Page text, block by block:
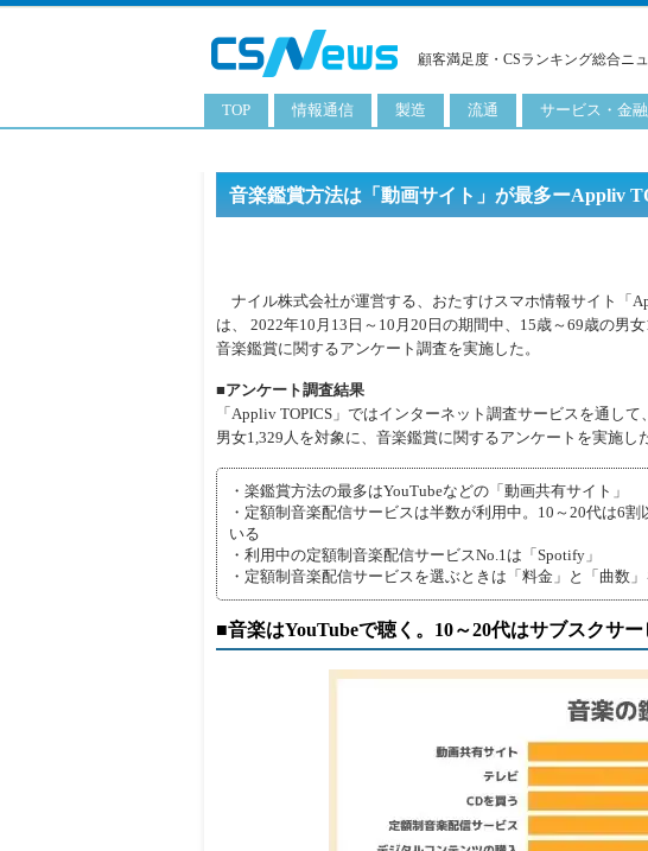
顧客満足度・CSランキング総合ニ
TOP 情報通信
タブレット
PC
ITソリューション
ネットワーク製品
アプリ
ITサービス
電子書籍
製造
化粧品
流通
卸
量販店
通販
サービス・金融
保険
不動産
音楽鑑賞方法は「動画サイト」が最多ーAppliv
ナイル株式会社が運営する、おたすけスマホ情報サイト「
は、 2022年10月13日～10月20日の期間中、15歳～69歳の男
音楽鑑賞に関するアンケート調査を実施した。
■アンケート調査結果
「Appliv TOPICS」ではインターネット調査サービスを通して
男女1,329人を対象に、音楽鑑賞に関するアンケートを実施し
・楽鑑賞方法の最多はYouTubeなどの「動画共有サイト」
・定額制音楽配信サービスは半数が利用中。10～20代は6割
いる
・利用中の定額制音楽配信サービスNo.1は「Spotify」
・定額制音楽配信サービスを選ぶときは「料金」と「曲数
■音楽はYouTubeで聴く。10～20代はサブスクサ